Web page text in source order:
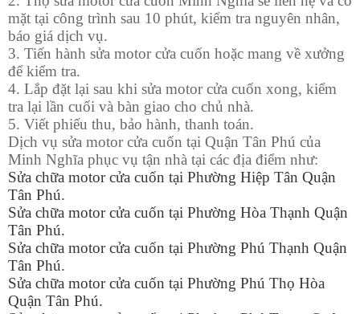
mặt tại công trình sau 10 phút, kiểm tra nguyên nhân,
báo giá dịch vụ.
3. Tiến hành sửa motor cửa cuốn hoặc mang về xưởng
để kiểm tra.
4. Lắp đặt lại sau khi sửa motor cửa cuốn xong, kiểm
tra lại lần cuối và bàn giao cho chủ nhà.
5. Viết phiếu thu, bảo hành, thanh toán.
Dịch vụ sửa motor cửa cuốn tại Quận Tân Phú của
Minh Nghĩa phục vụ tận nhà tại các địa điểm như:
Sửa chữa motor cửa cuốn tại Phường Hiệp Tân Quận
Tân Phú.
Sửa chữa motor cửa cuốn tại Phường Hòa Thạnh Quận
Tân Phú.
Sửa chữa motor cửa cuốn tại Phường Phú Thạnh Quận
Tân Phú.
Sửa chữa motor cửa cuốn tại Phường Phú Thọ Hòa
Quận Tân Phú.